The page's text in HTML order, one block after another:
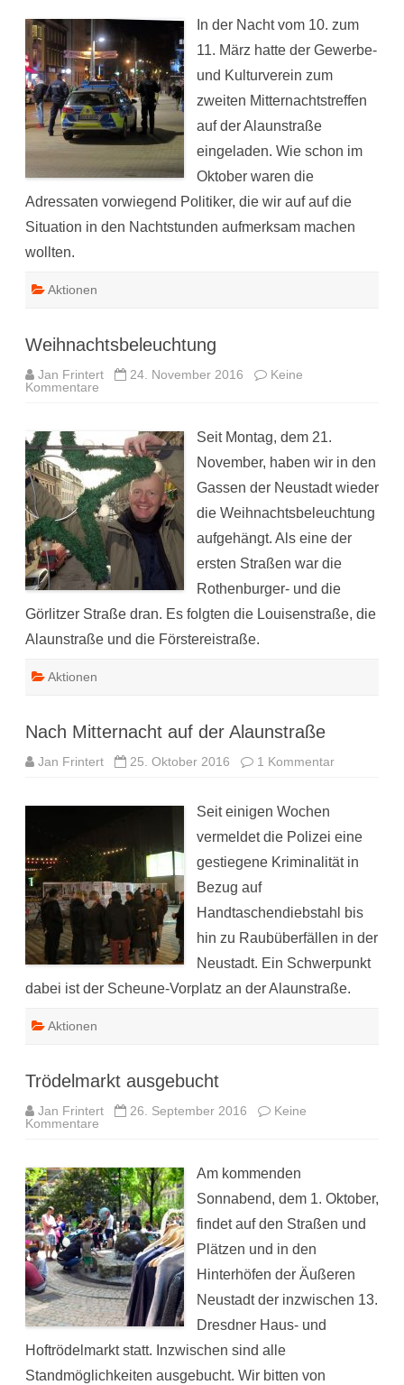
In der Nacht vom 10. zum
11. März hatte der Gewerbe-
und Kulturverein zum
zweiten Mitternachtstreffen
auf der Alaunstraße
eingeladen. Wie schon im
Oktober waren die
Adressaten vorwiegend Politiker, die wir auf auf die
Situation in den Nachtstunden aufmerksam machen
wollten.
Aktionen
Weihnachtsbeleuchtung
Jan Frintert 24. November 2016
Keine
Kommentare
Seit Montag, dem 21.
November, haben wir in den
Gassen der Neustadt wieder
die Weihnachtsbeleuchtung
aufgehängt. Als eine der
ersten Straßen war die
Rothenburger- und die
Görlitzer Straße dran. Es folgten die Louisenstraße, die
Alaunstraße und die Förstereistraße.
Aktionen
Nach Mitternacht auf der Alaunstraße
Jan Frintert 25. Oktober 2016 1 Kommentarzu
Seit einigen Wochen
vermeldet die Polizei eine
gestiegene Kriminalität in
Bezug auf
Handtaschendiebstahl bis
hin zu Raubüberfällen in der
Neustadt. Ein Schwerpunkt
dabei ist der Scheune-Vorplatz an der Alaunstraße.
Aktionen
Trödelmarkt ausgebucht
Jan Frintert 26. September 2016
Keine
Kommentare
Am kommenden
Sonnabend, dem 1. Oktober,
findet auf den Straßen und
Plätzen und in den
Hinterhöfen der Äußeren
Neustadt der inzwischen 13.
Dresdner Haus- und
Hoftrödelmarkt statt. Inzwischen sind alle
Standmöglichkeiten ausgebucht. Wir bitten von